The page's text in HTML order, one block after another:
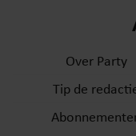
partners voor social
informatie die u aan
verzameld op basis
gebruiken.
Over Party
Tip de